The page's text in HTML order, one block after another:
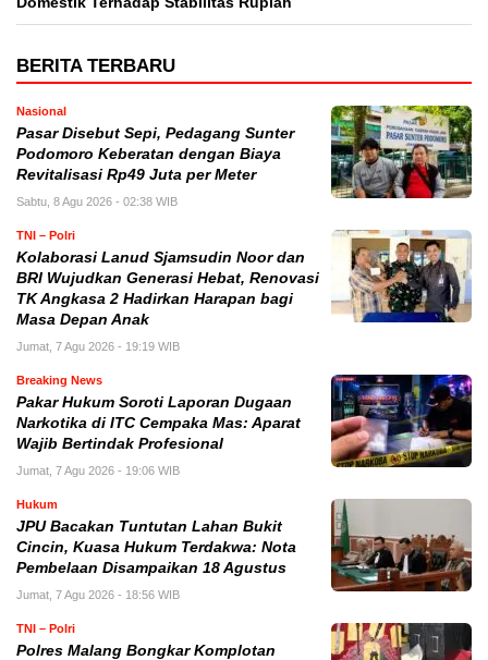
BERITA TERBARU
Nasional
Pasar Disebut Sepi, Pedagang Sunter
Podomoro Keberatan dengan Biaya
Revitalisasi Rp49 Juta per Meter
Sabtu, 8 Agu 2026 - 02:38 WIB
TNI – Polri
Kolaborasi Lanud Sjamsudin Noor dan
BRI Wujudkan Generasi Hebat, Renovasi
TK Angkasa 2 Hadirkan Harapan bagi
Masa Depan Anak
Jumat, 7 Agu 2026 - 19:19 WIB
Breaking News
Pakar Hukum Soroti Laporan Dugaan
Narkotika di ITC Cempaka Mas: Aparat
Wajib Bertindak Profesional
Jumat, 7 Agu 2026 - 19:06 WIB
Hukum
JPU Bacakan Tuntutan Lahan Bukit
Cincin, Kuasa Hukum Terdakwa: Nota
Pembelaan Disampaikan 18 Agustus
Jumat, 7 Agu 2026 - 18:56 WIB
TNI – Polri
Polres Malang Bongkar Komplotan